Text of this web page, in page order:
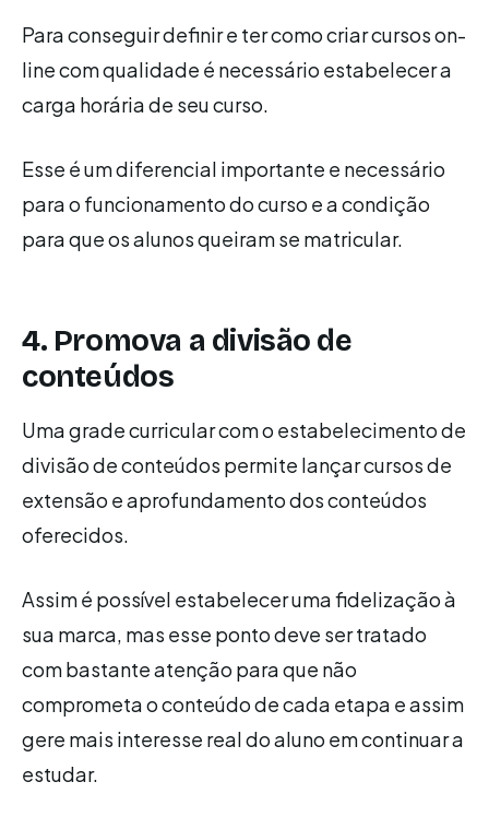
Para conseguir definir e ter como criar cursos on-
line com qualidade é necessário estabelecer a
carga horária de seu curso.
Esse é um diferencial importante e necessário
para o funcionamento do curso e a condição
para que os alunos queiram se matricular.
4. Promova a divisão de
conteúdos
Uma grade curricular com o estabelecimento de
divisão de conteúdos permite lançar cursos de
extensão e aprofundamento dos conteúdos
oferecidos.
Assim é possível estabelecer uma fidelização à
sua marca, mas esse ponto deve ser tratado
com bastante atenção para que não
comprometa o conteúdo de cada etapa e assim
gere mais interesse real do aluno em continuar a
estudar.